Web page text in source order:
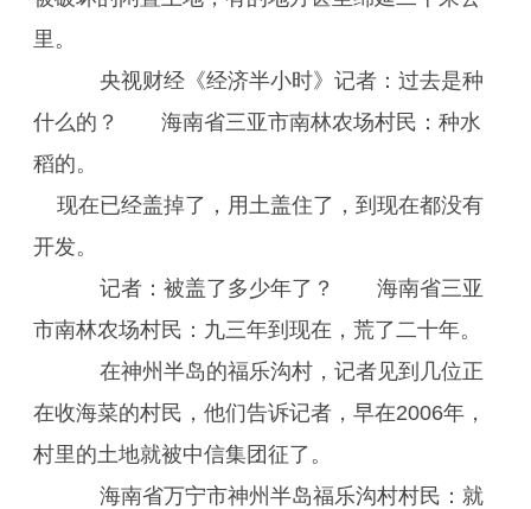
里。
央视财经《经济半小时》记者：过去是种
什么的？ 海南省三亚市南林农场村民：种水
稻的。
现在已经盖掉了，用土盖住了，到现在都没有
开发。
记者：被盖了多少年了？ 海南省三亚
市南林农场村民：九三年到现在，荒了二十年。
在神州半岛的福乐沟村，记者见到几位正
在收海菜的村民，他们告诉记者，早在2006年，
村里的土地就被中信集团征了。
海南省万宁市神州半岛福乐沟村村民：就